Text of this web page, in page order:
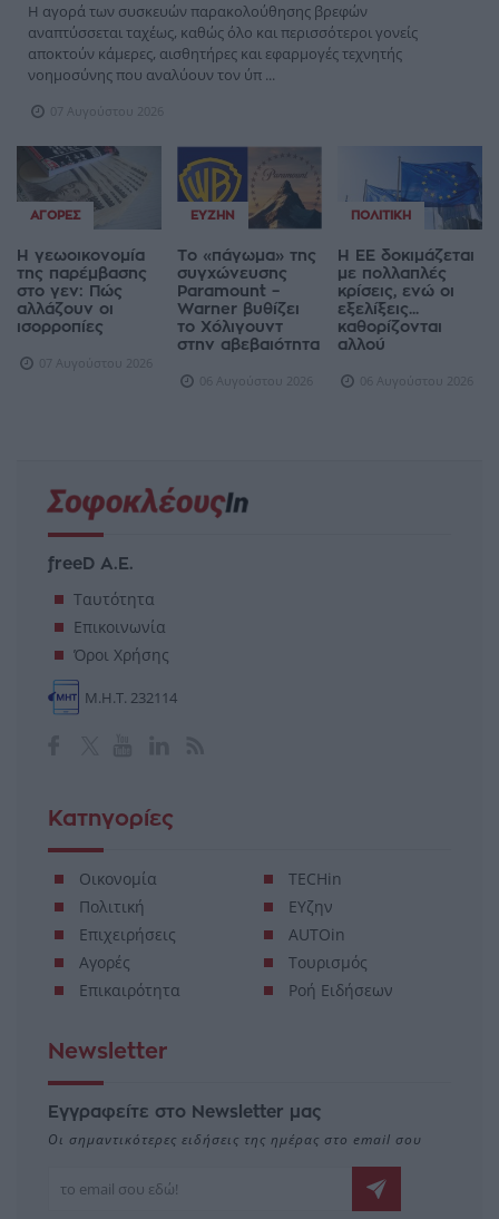
Η αγορά των συσκευών παρακολούθησης βρεφών
αναπτύσσεται ταχέως, καθώς όλο και περισσότεροι γονείς
αποκτούν κάμερες, αισθητήρες και εφαρμογές τεχνητής
νοημοσύνης που αναλύουν τον ύπ ...
07 Αυγούστου 2026
ΑΓΟΡΈΣ
Η γεωοικονομία
της παρέμβασης
στο γεν: Πώς
αλλάζουν οι
ισορροπίες
07 Αυγούστου 2026
ΕΥΖΗΝ
Το «πάγωμα» της
συγχώνευσης
Paramount –
Warner βυθίζει
το Χόλιγουντ
στην αβεβαιότητα
06 Αυγούστου 2026
ΠΟΛΙΤΙΚΉ
Η ΕΕ δοκιμάζεται
με πολλαπλές
κρίσεις, ενώ οι
εξελίξεις...
καθορίζονται
αλλού
06 Αυγούστου 2026